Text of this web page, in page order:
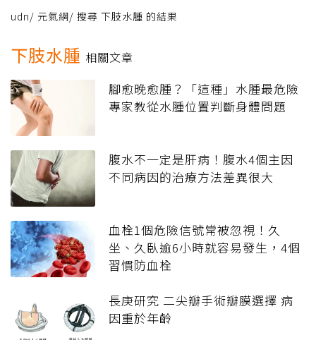
udn/ 元氣網/ 搜尋 下肢水腫 的結果
下肢水腫 相關文章
腳愈晚愈腫？「這種」水腫最危險
專家教從水腫位置判斷身體問題
腹水不一定是肝病！腹水4個主因
不同病因的治療方法差異很大
血栓1個危險信號常被忽視！久
坐、久臥逾6小時就容易發生，4個
習慣防血栓
長庚研究 二尖瓣手術瓣膜選擇 病
因重於年齡